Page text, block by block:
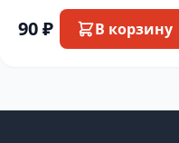
90 ₽ В корзину